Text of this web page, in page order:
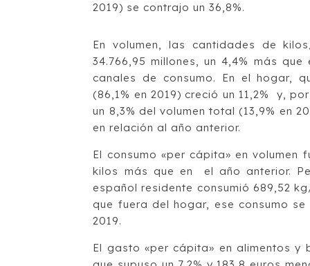
2019) se contrajo un 36,8%.
En volumen, las cantidades de
34.766,95 millones, un 4,4% más
canales de consumo. En el hogar,
(86,1% en 2019) creció un 11,2% y,
un 8,3% del volumen total (13,9% en
en relación al año anterior.
El consumo «per cápita» en volumen
kilos más que en el año anterior.
español residente consumió 689,52
que fuera del hogar, ese consumo
2019.
El gasto «per cápita» en alimentos